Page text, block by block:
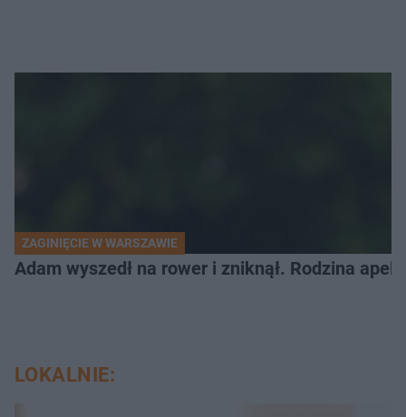
ZAGINIĘCIE W WARSZAWIE
Adam wyszedł na rower i zniknął. Rodzina
LOKALNIE: